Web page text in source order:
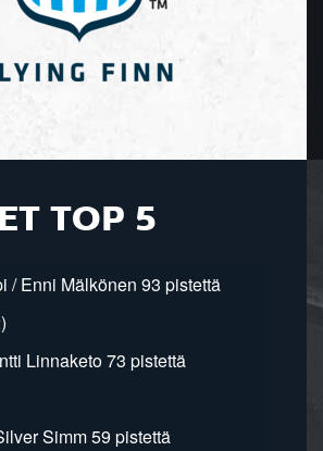
TOP 5
/ Enni Mälkönen 93 pistettä
Linnaketo 73 pistettä
Simm 59 pistettä